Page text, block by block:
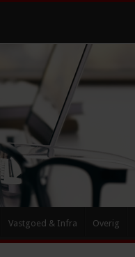
Vastgoed & Infra Overig